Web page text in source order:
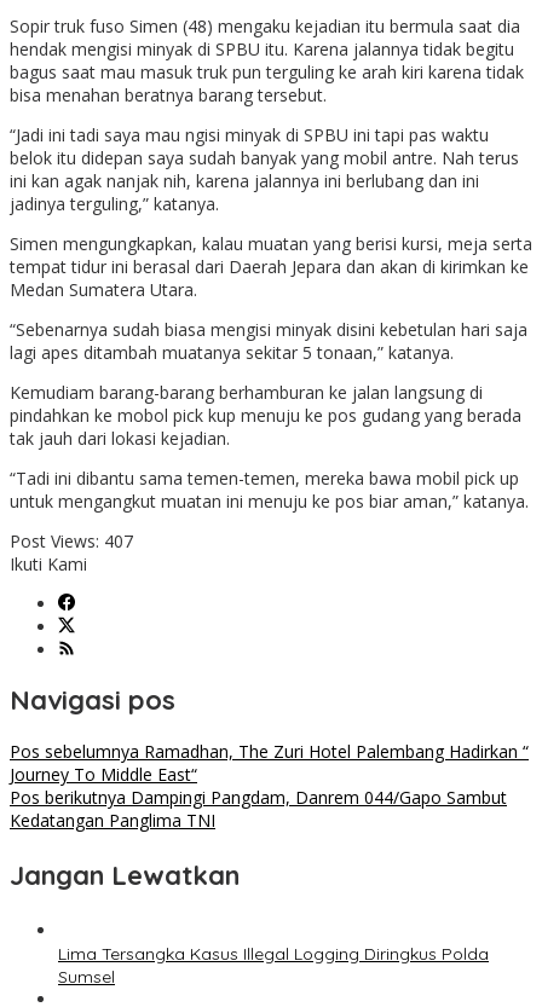
Sopir truk fuso Simen (48) mengaku kejadian itu bermula saat dia
hendak mengisi minyak di SPBU itu. Karena jalannya tidak begitu
bagus saat mau masuk truk pun terguling ke arah kiri karena tidak
bisa menahan beratnya barang tersebut.
“Jadi ini tadi saya mau ngisi minyak di SPBU ini tapi pas waktu
belok itu didepan saya sudah banyak yang mobil antre. Nah terus
ini kan agak nanjak nih, karena jalannya ini berlubang dan ini
jadinya terguling,” katanya.
Simen mengungkapkan, kalau muatan yang berisi kursi, meja serta
tempat tidur ini berasal dari Daerah Jepara dan akan di kirimkan ke
Medan Sumatera Utara.
“Sebenarnya sudah biasa mengisi minyak disini kebetulan hari saja
lagi apes ditambah muatanya sekitar 5 tonaan,” katanya.
Kemudiam barang-barang berhamburan ke jalan langsung di
pindahkan ke mobol pick kup menuju ke pos gudang yang berada
tak jauh dari lokasi kejadian.
“Tadi ini dibantu sama temen-temen, mereka bawa mobil pick up
untuk mengangkut muatan ini menuju ke pos biar aman,” katanya.
Post Views: 407
Ikuti Kami
Navigasi pos
Pos sebelumnya Ramadhan, The Zuri Hotel Palembang Hadirkan “
Journey To Middle East“
Pos berikutnya Dampingi Pangdam, Danrem 044/Gapo Sambut
Kedatangan Panglima TNI
Jangan Lewatkan
Lima Tersangka Kasus Illegal Logging Diringkus Polda
Sumsel